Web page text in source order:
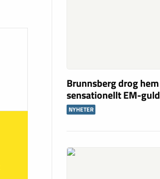
Brunnsberg drog hem
sensationellt EM-guld
NYHETER